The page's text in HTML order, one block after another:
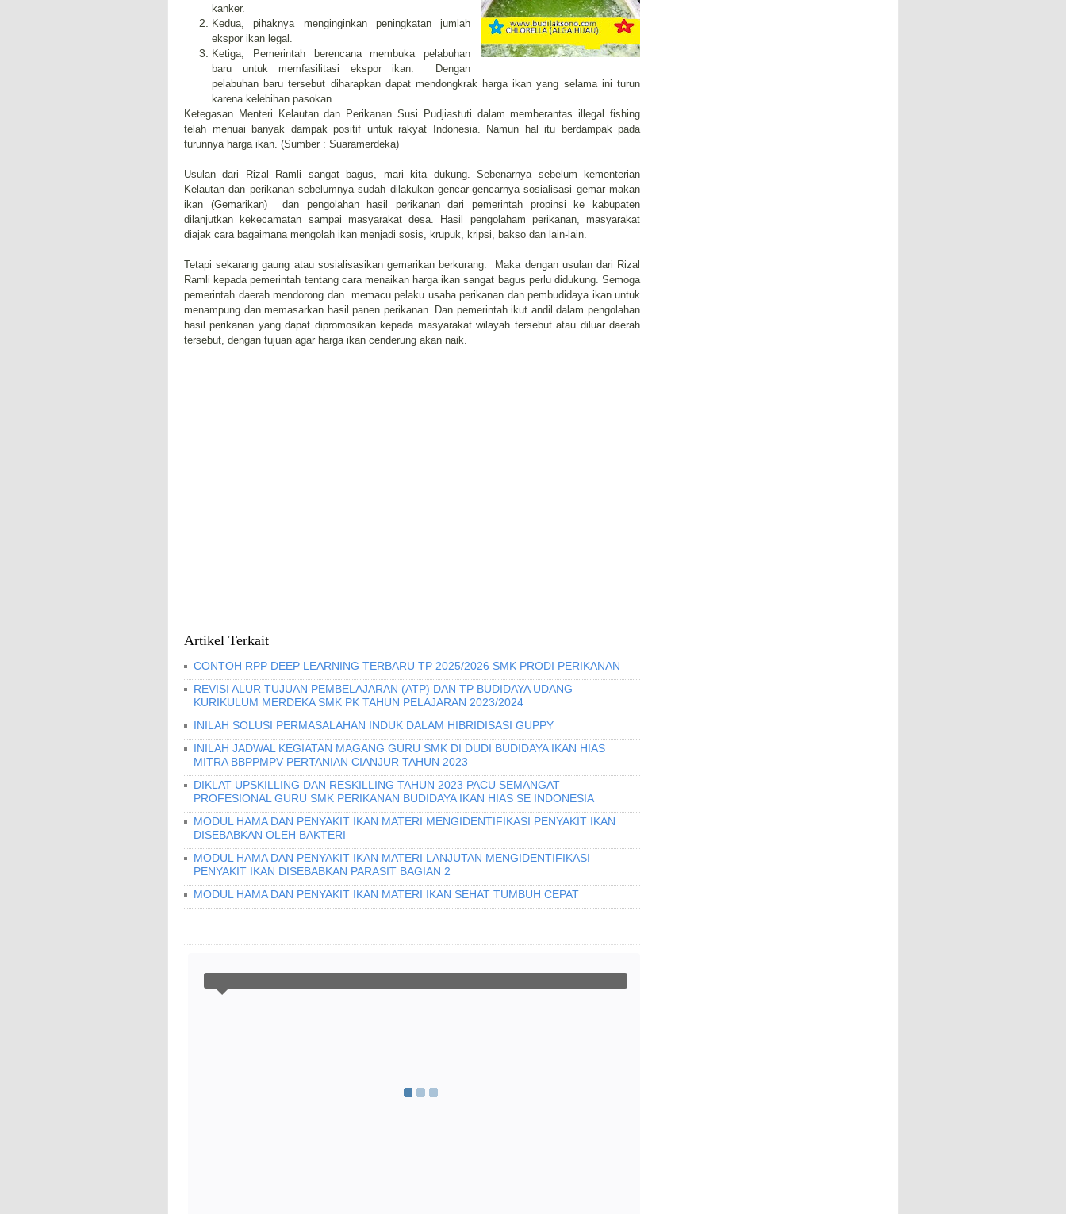
kanker.
Kedua, pihaknya menginginkan peningkatan jumlah
ekspor ikan legal.
Ketiga, Pemerintah berencana membuka pelabuhan
baru untuk memfasilitasi ekspor ikan.
Dengan
pelabuhan baru tersebut diharapkan dapat mendongkrak harga ikan yang selama ini turun
karena kelebihan pasokan.
Ketegasan Menteri Kelautan dan Perikanan Susi Pudjiastuti dalam memberantas illegal fishing
telah menuai banyak dampak positif untuk rakyat Indonesia. Namun hal itu berdampak pada
turunnya harga ikan. (Sumber : Suaramerdeka)
Usulan dari Rizal Ramli sangat bagus, mari kita dukung. Sebenarnya sebelum kementerian
Kelautan dan perikanan sebelumnya sudah dilakukan gencar-gencarnya sosialisasi gemar makan
ikan (Gemarikan) dan pengolahan hasil perikanan dari pemerintah propinsi ke kabupaten
dilanjutkan kekecamatan sampai masyarakat desa. Hasil pengolaham perikanan, masyarakat
diajak cara bagaimana mengolah ikan menjadi sosis, krupuk, kripsi, bakso dan lain-lain.
Tetapi sekarang gaung atau sosialisasikan gemarikan berkurang. Maka dengan usulan dari Rizal
Ramli kepada pemerintah tentang cara menaikan harga ikan sangat bagus perlu didukung. Semoga
pemerintah daerah mendorong dan memacu pelaku usaha perikanan dan pembudidaya ikan untuk
menampung dan memasarkan hasil panen perikanan. Dan pemerintah ikut andil dalam pengolahan
hasil perikanan yang dapat dipromosikan kepada masyarakat wilayah tersebut atau diluar daerah
tersebut, dengan tujuan agar harga ikan cenderung akan naik.
Artikel Terkait
CONTOH RPP DEEP LEARNING TERBARU TP 2025/2026 SMK PRODI PERIKANAN
REVISI ALUR TUJUAN PEMBELAJARAN (ATP) DAN TP BUDIDAYA UDANG
KURIKULUM MERDEKA SMK PK TAHUN PELAJARAN 2023/2024
INILAH SOLUSI PERMASALAHAN INDUK DALAM HIBRIDISASI GUPPY
INILAH JADWAL KEGIATAN MAGANG GURU SMK DI DUDI BUDIDAYA IKAN HIAS
MITRA BBPPMPV PERTANIAN CIANJUR TAHUN 2023
DIKLAT UPSKILLING DAN RESKILLING TAHUN 2023 PACU SEMANGAT
PROFESIONAL GURU SMK PERIKANAN BUDIDAYA IKAN HIAS SE INDONESIA
MODUL HAMA DAN PENYAKIT IKAN MATERI MENGIDENTIFIKASI PENYAKIT IKAN
DISEBABKAN OLEH BAKTERI
MODUL HAMA DAN PENYAKIT IKAN MATERI LANJUTAN MENGIDENTIFIKASI
PENYAKIT IKAN DISEBABKAN PARASIT BAGIAN 2
MODUL HAMA DAN PENYAKIT IKAN MATERI IKAN SEHAT TUMBUH CEPAT